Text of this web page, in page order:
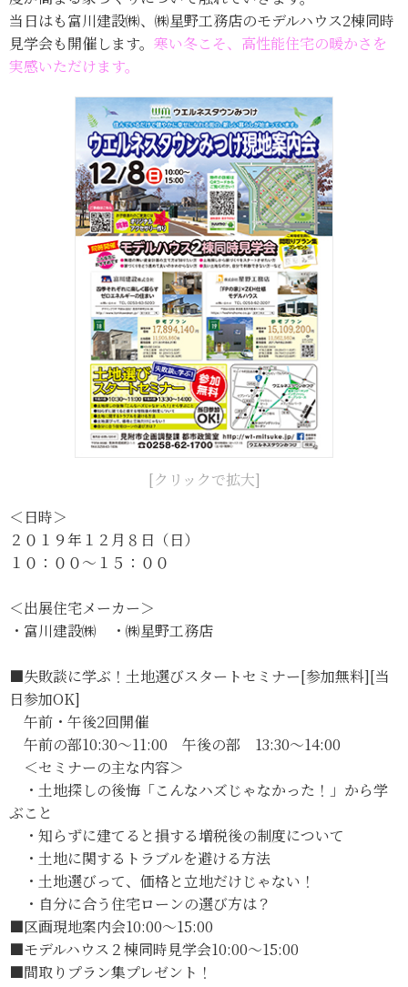
当日はも富川建設㈱、㈱星野工務店のモデルハウス2棟同時
見学会も開催します。 寒い冬こそ、高性能住宅の暖かさを
実感いただけます。
[クリックで拡大]
＜日時＞
２０１９年１２月８日（日）
１０：００～１５：００
＜出展住宅メーカー＞
・富川建設㈱ ・㈱星野工務店
■失敗談に学ぶ！土地選びスタートセミナー[参加無料][当
日参加OK]
午前・午後2回開催
午前の部10:30～11:00 午後の部 13:30～14:00
＜セミナーの主な内容＞
・土地探しの後悔「こんなハズじゃなかった！」から学
ぶこと
・知らずに建てると損する増税後の制度について
・土地に関するトラブルを避ける方法
・土地選びって、価格と立地だけじゃない！
・自分に合う住宅ローンの選び方は？
■区画現地案内会10:00～15:00
■モデルハウス２棟同時見学会10:00～15:00
■間取りプラン集プレゼント！